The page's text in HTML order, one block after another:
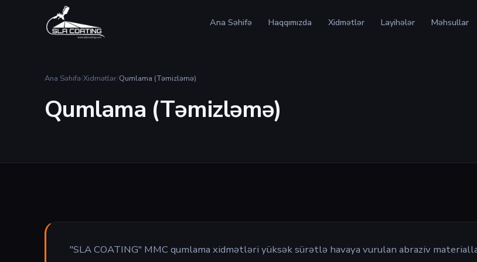
Ana Səhifə Haqqımızda Xidmətlər Layihələr Məhsullar
Ana Səhifə/Xidmətlər/Qumlama (Təmizləmə)
Qumlama (Təmizləmə)
"SLA COATING" MMC qumlama xidmətləri yüksək sürətlə havaya vurulan abraziv